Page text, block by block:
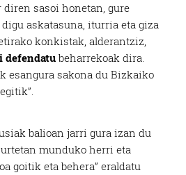
diren sasoi honetan, gure
askatasuna, iturria eta giza
konkistak, alderantziz,
defendatu beharrekoak dira.
esangura sakona du Bizkaiko
balioan jarri gura izan du
munduko herri eta
goitik eta behera” eraldatu